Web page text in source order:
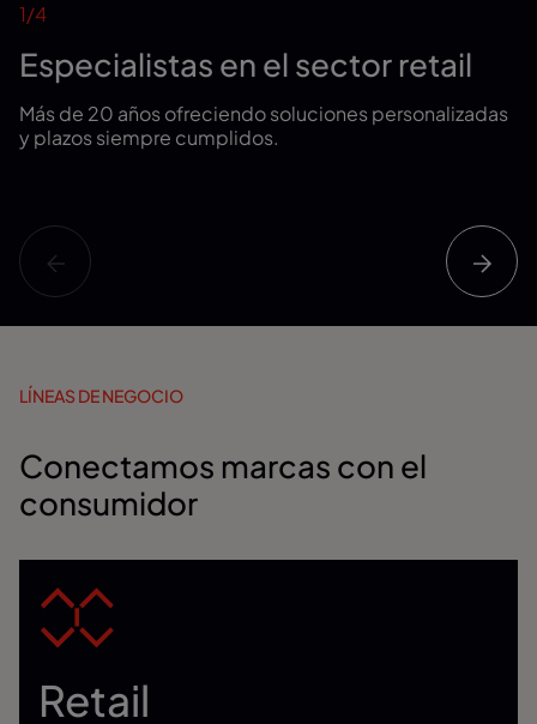
1/4
Especialistas en el sector retail
Más de 20 años ofreciendo soluciones personalizadas
y plazos siempre cumplidos.
LÍNEAS DE NEGOCIO
Conectamos marcas con el
consumidor
Retail